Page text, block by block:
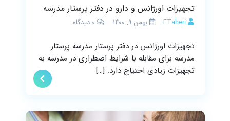
تجهیزات اورژانس و دارو در دفتر پرستار مدرسه
FTaheri بهمن ۹, ۱۴۰۰ 0 دیدگاه
تجهیزات اورژانس در دفتر پرستار مدرسه پرستار
مدرسه برای مقابله با شرایط اضطراری در مدرسه به
تجهیزات زیادی احتیاج دارد. […]